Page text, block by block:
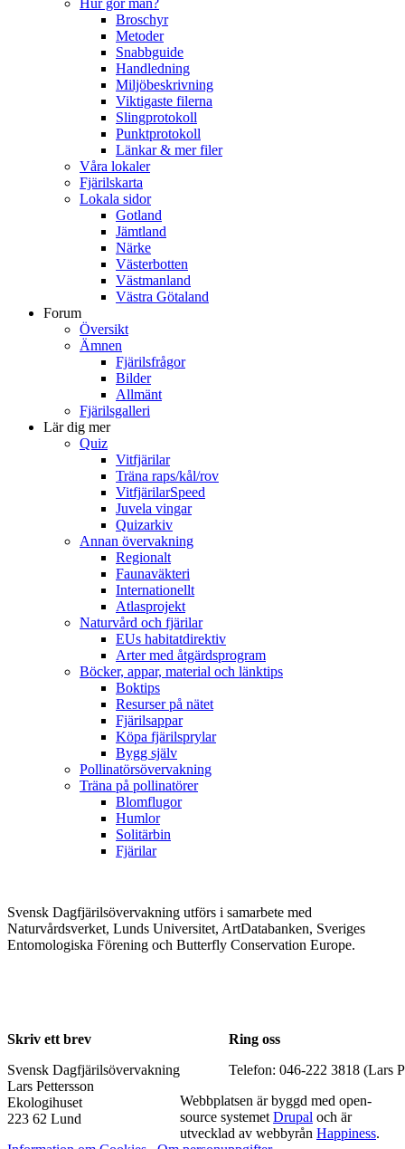
Broschyr
Metoder
Snabbguide
Handledning
Miljöbeskrivning
Viktigaste filerna
Slingprotokoll
Punktprotokoll
Länkar & mer filer
Våra lokaler
Fjärilskarta
Lokala sidor
Gotland
Jämtland
Närke
Västerbotten
Västmanland
Västra Götaland
Forum
Översikt
Ämnen
Fjärilsfrågor
Bilder
Allmänt
Fjärilsgalleri
Lär dig mer
Quiz
Vitfjärilar
Träna raps/kål/rov
VitfjärilarSpeed
Juvela vingar
Quizarkiv
Annan övervakning
Regionalt
Faunaväkteri
Internationellt
Atlasprojekt
Naturvård och fjärilar
EUs habitatdirektiv
Arter med åtgärdsprogram
Böcker, appar, material och länktips
Boktips
Resurser på nätet
Fjärilsappar
Köpa fjärilsprylar
Bygg själv
Pollinatörsövervakning
Träna på pollinatörer
Blomflugor
Humlor
Solitärbin
Fjärilar
Svensk Dagfjärilsövervakning utförs i samarbete med
Naturvårdsverket, Lunds Universitet, ArtDatabanken, Sveriges
Entomologiska Förening och Butterfly Conservation Europe.
Skriv ett brev
Svensk Dagfjärilsövervakning
Lars Pettersson
Ekologihuset
223 62 Lund
Ring oss
Telefon: 046-222 3818 (Lars
Webbplatsen är byggd med open-
source systemet Drupal och är
utvecklad av webbyrån Happiness.